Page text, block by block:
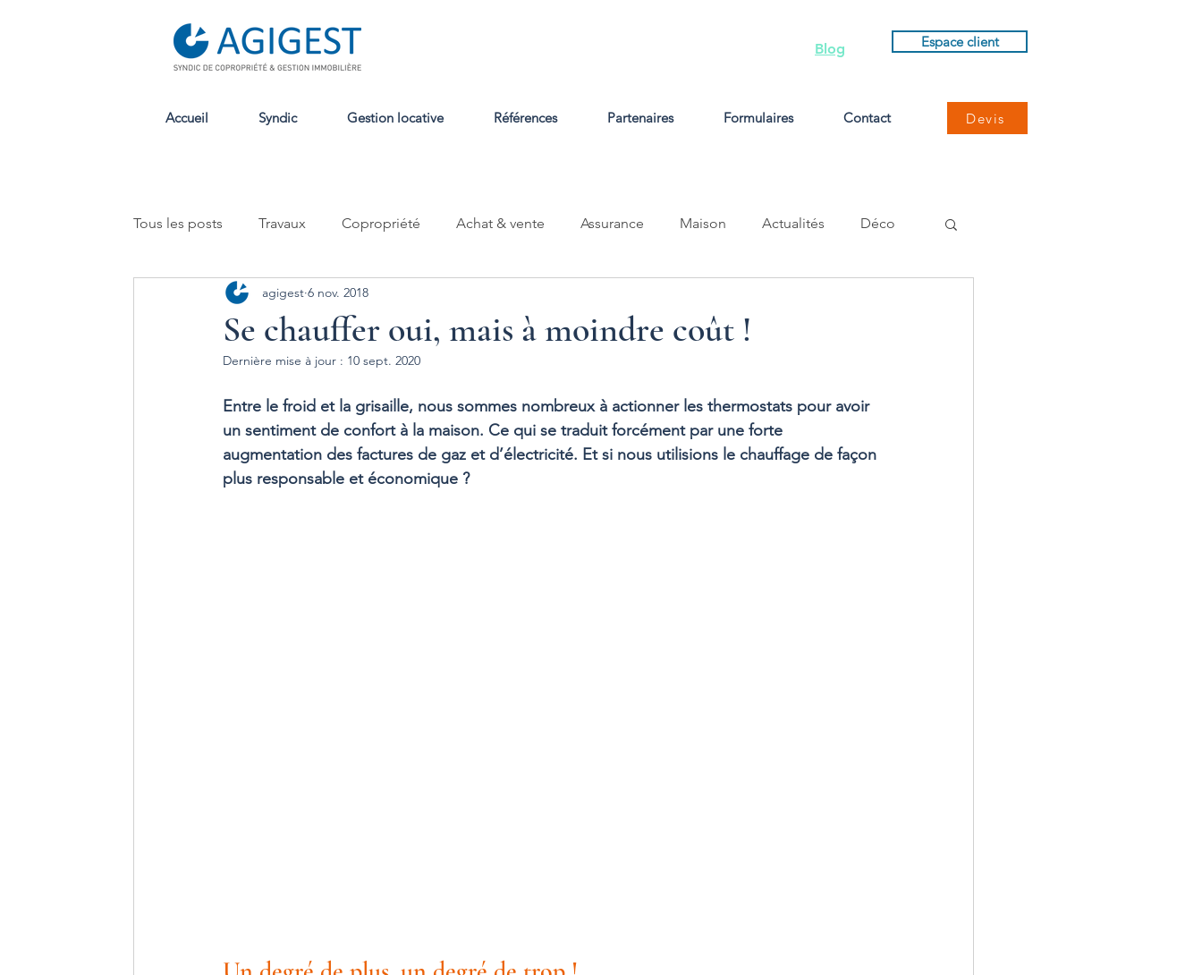
Blog Espace client
Accueil Syndic Gestion locative Références Partenaires Formulaires Contact Devis
Tous les posts Travaux Copropriété Achat & vente Assurance Maison Actualités Déco
Se chauffer oui, mais à moindre coût !
agigest 6 nov. 2018
Dernière mise à jour : 10 sept. 2020
Entre le froid et la grisaille, nous sommes nombreux à actionner les thermostats pour avoir
un sentiment de confort à la maison. Ce qui se traduit forcément par une forte
augmentation des factures de gaz et d’électricité. Et si nous utilisions le chauffage de façon
plus responsable et économique ?